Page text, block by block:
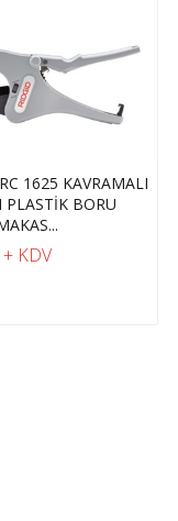
1625 KAVRAMALI
PLASTİK BORU
KDV